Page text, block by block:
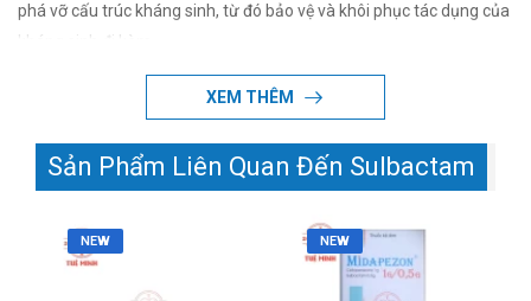
phá vỡ cấu trúc kháng sinh, từ đó bảo vệ và khôi phục tác dụng của
kháng sinh đi kèm.
XEM THÊM
Sản Phẩm Liên Quan Đến Sulbactam
NEW NEW